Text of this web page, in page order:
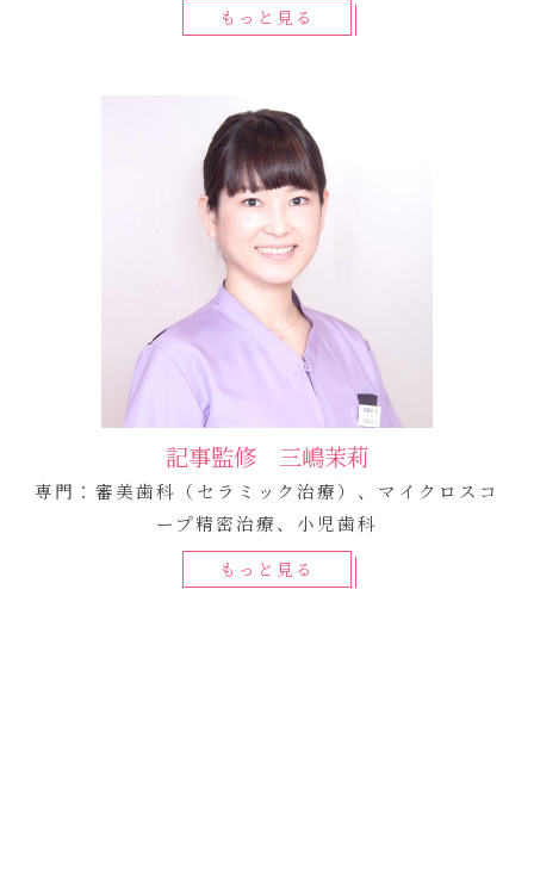
もっと見る
記事監修 三嶋茉莉
専門：審美歯科（セラミック治療）、マイクロスコ
ープ精密治療、小児歯科
もっと見る